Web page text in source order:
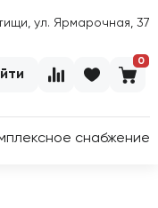
ул. Ярмарочная, 37
0
снабжение